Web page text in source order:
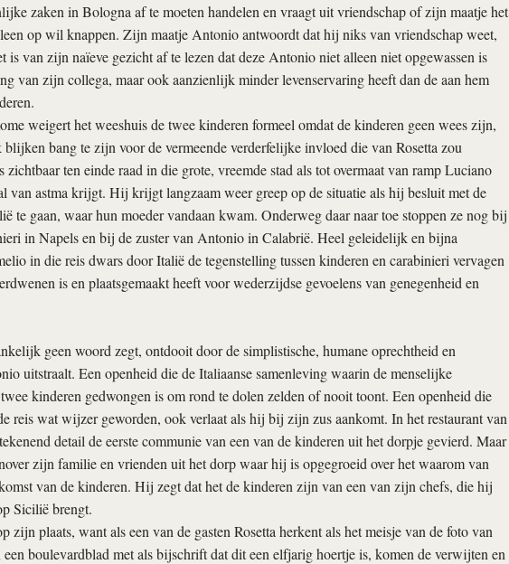
zaken in Bologna af te moeten handelen en vraagt uit vriendschap of zijn maatje het
op wil knappen. Zijn maatje Antonio antwoordt dat hij niks van vriendschap weet,
is van zijn naïeve gezicht af te lezen dat deze Antonio niet alleen niet opgewassen is
van zijn collega, maar ook aanzienlijk minder levenservaring heeft dan de aan hem
weigert het weeshuis de twee kinderen formeel omdat de kinderen geen wees zijn,
bang te zijn voor de vermeende verderfelijke invloed die van Rosetta zou
ten einde raad in die grote, vreemde stad als tot overmaat van ramp Luciano
van astma krijgt. Hij krijgt langzaam weer greep op de situatie als hij besluit met de
te gaan, waar hun moeder vandaan kwam. Onderweg daar naar toe stoppen ze nog bij
in Napels en bij de zuster van Antonio in Calabrië. Heel geleidelijk en bijna
in die reis dwars door Italië de tegenstelling tussen kinderen en carabinieri vervagen
is en plaatsgemaakt heeft voor wederzijdse gevoelens van genegenheid en
geen woord zegt, ontdooit door de simplistische, humane oprechtheid en
uitstraalt. Een openheid die de Italiaanse samenleving waarin de menselijke
kinderen gedwongen is om rond te dolen zelden of nooit toont. Een openheid die
reis wat wijzer geworden, ook verlaat als hij bij zijn zus aankomt. In het restaurant van
detail de eerste communie van een van de kinderen uit het dorpje gevierd. Maar
zijn familie en vrienden uit het dorp waar hij is opgegroeid over het waarom van
van de kinderen. Hij zegt dat het de kinderen zijn van een van zijn chefs, die hij
Sicilië brengt.
zijn plaats, want als een van de gasten Rosetta herkent als het meisje van de foto van
boulevardblad met als bijschrift dat dit een elfjarig hoertje is, komen de verwijten en